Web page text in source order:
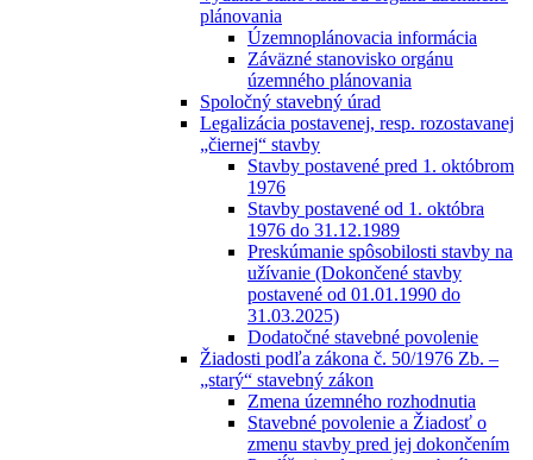
plánovania
Územnoplánovacia informácia
Záväzné stanovisko orgánu
územného plánovania
Spoločný stavebný úrad
Legalizácia postavenej, resp. rozostavanej
„čiernej“ stavby
Stavby postavené pred 1. októbrom
1976
Stavby postavené od 1. októbra
1976 do 31.12.1989
Preskúmanie spôsobilosti stavby na
užívanie (Dokončené stavby
postavené od 01.01.1990 do
31.03.2025)
Dodatočné stavebné povolenie
Žiadosti podľa zákona č. 50/1976 Zb. –
„starý“ stavebný zákon
Zmena územného rozhodnutia
Stavebné povolenie a Žiadosť o
zmenu stavby pred jej dokončením